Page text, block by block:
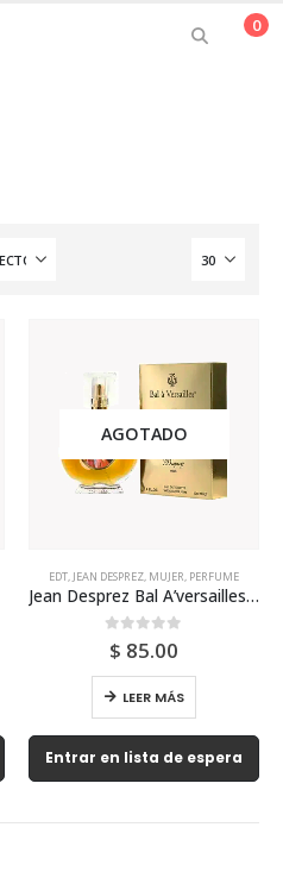
0
AGOTADO
EDT, JEAN DESPREZ, MUJER, PERFUME
Jean Desprez Bal A’versailles Edt 100ml Para Mujer
0out of 5
$ 85.00
LEER MÁS
Entrar en lista de espera